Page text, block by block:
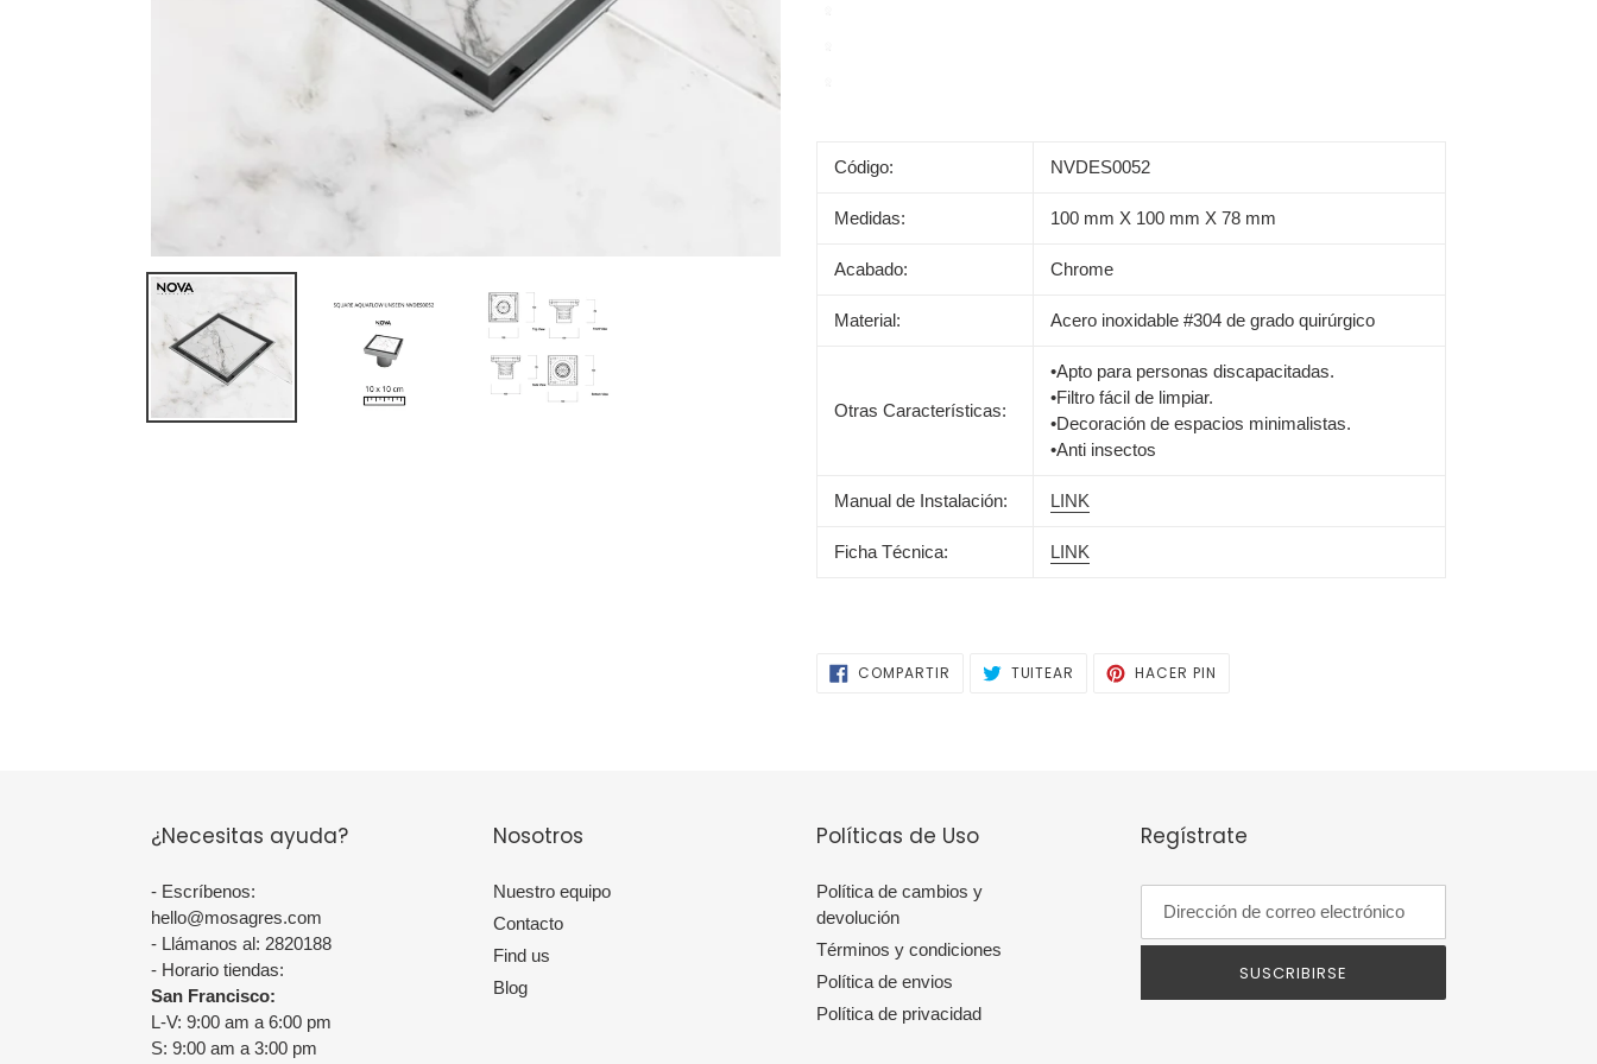
producto
Código: NVDES0052
Medidas: 100 mm X 100 mm X 78 mm
Acabado: Chrome
Material: Acero inoxidable #304 de grado quirúrgico
Otras Características:
•Apto para personas discapacitadas.
•Filtro fácil de limpiar.
•Decoración de espacios minimalistas.
•Anti insectos
Manual de Instalación: LINK
Ficha Técnica: LINK
COMPARTIR COMPARTIRTUITEAR TUITEARHACER PIN
¿Necesitas ayuda?
- Escríbenos:
hello@mosagres.com
- Llámanos al: 2820188
- Horario tiendas:
San Francisco:
L-V: 9:00 am a 6:00 pm
S: 9:00 am a 3:00 pm
Nosotros
Nuestro equipo
Contacto
Find us
Blog
Políticas de Uso
Política de cambios y
devolución
Términos y condiciones
Política de envios
Política de privacidad
Regístrate
SUSCRIBIRSE